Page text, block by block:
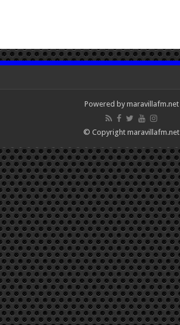
Powered by maravillafm.net
© Copyright maravillafm.net